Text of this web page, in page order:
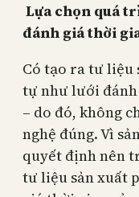
Lựa chọn quá
đánh giá thời
Có tạo ra tư liệu
tự như lưới đánh
– do đó, không
nghệ đúng. Vì
quyết định nên
tư liệu sản xuất